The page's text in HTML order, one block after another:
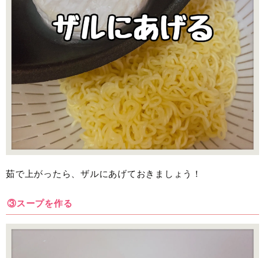
茹で上がったら、ザルにあげておきましょう！
③スープを作る